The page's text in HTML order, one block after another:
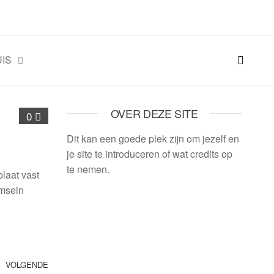
0
vast
VOLGENDE
OVER DEZE SITE
Dit kan een goede plek zijn om jezelf en
je site te introduceren of wat credits op
te nemen.